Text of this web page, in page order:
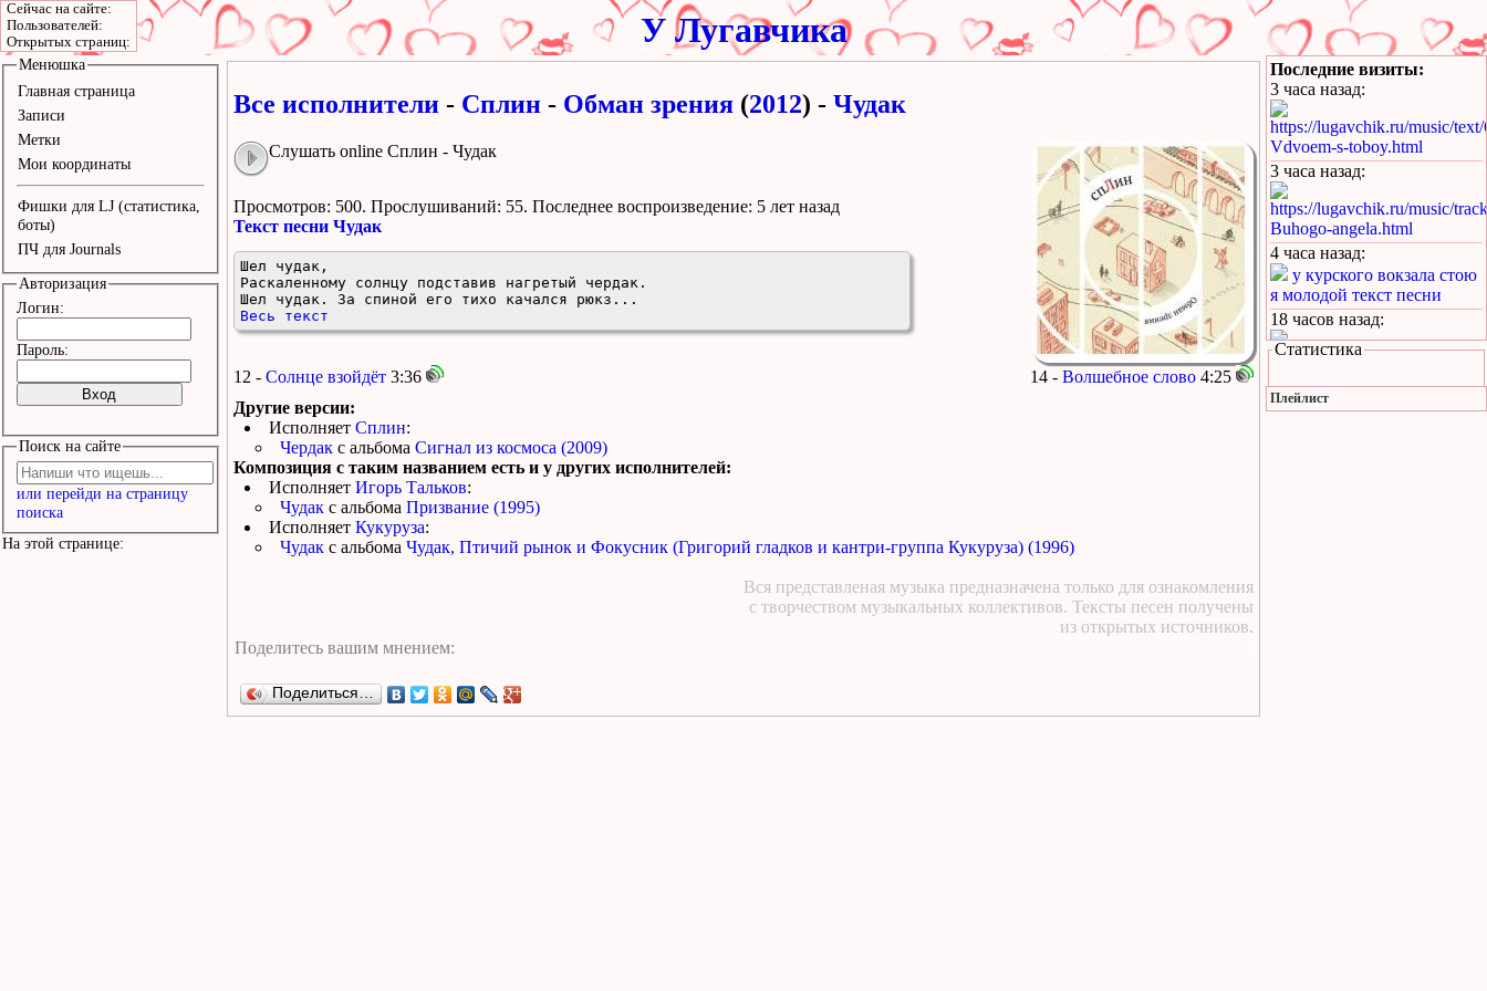
У Лугавчика
Все исполнители - Сплин - Обман зрения (2012) - Чудак
Слушать online Сплин - Чудак
Просмотров: 500. Прослушиваний: 55. Поcледнее воспроизведение: 5 лет назад
Текст песни Чудак
Шел чудак,
Раскаленному солнцу подставив нагретый чердак.
Шел чудак. За спиной его тихо качался рюкз...
Весь текст
12 - Солнце взойдёт 3:36 14 - Волшебное слово 4:25
Другие версии:
Исполняет Сплин:
Чердак с альбома Сигнал из космоса (2009)
Композиция с таким названием есть и у других исполнителей:
Исполняет Игорь Тальков:
Чудак с альбома Призвание (1995)
Исполняет Кукуруза:
Чудак с альбома Чудак, Птичий рынок и Фокусник (Григорий гладков и кантри-группа Кукуруза) (1996)
Вся представленая музыка предназначена только для ознакомления
с творчеством музыкальных коллективов. Тексты песен получены
из открытых источников.
Поделиться…
Менюшка
Главная страница
Записи
Метки
Мои координаты
Фишки для LJ (статистика,
боты)
ПЧ для Journals
Авторизация
Логин:
Пароль:
Поиск на сайте
или перейди на страницу
поиска
На этой странице:
Последние визиты:
3 часа назад:
https://lugavchik.ru/music/
Vdvoem-s-toboy.html
3 часа назад:
https://lugavchik.ru/music/
Buhogo-angela.html
4 часа назад:
у курского вокзала стою
я молодой текст песни
18 часов назад:
https://lugavchik.ru/music/
19 часов назад
Статистика
Плейлист
Сейчас на сайте:
Пользователей:
Открытых страниц: